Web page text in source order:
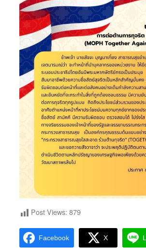
Post Views: 879
Facebook X